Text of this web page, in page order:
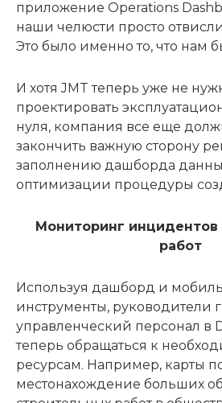
приложение Operations
наши челюсти просто
Это было именно то, что нам
И хотя JMT теперь уже не
проектировать
нуля, компания все еще
закончить важную сторону
заполнению дашборда
оптимизации процедуры
Мониторинг
работ
Используя дашборд и
инструменты, руководители
управленческий персонал в
теперь обращаться к
ресурсам. Например, карты
местонахождение больших